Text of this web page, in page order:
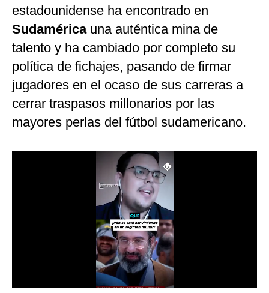
estadounidense ha encontrado en
Sudaméricauna auténtica mina de
talento y ha cambiado por completo su
política de fichajes, pasando de firmar
jugadores en el ocaso de sus carreras a
cerrar traspasos millonarios por las
mayores perlas del fútbol sudamericano.